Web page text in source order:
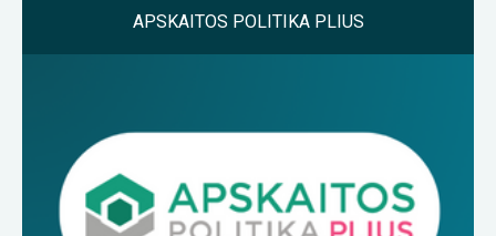
APSKAITOS POLITIKA PLIUS